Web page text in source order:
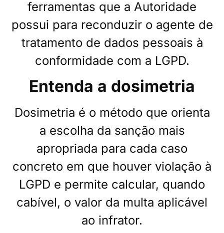
ferramentas que a Autoridade
possui para reconduzir o agente de
tratamento de dados pessoais à
conformidade com a LGPD.
Entenda a dosimetria
Dosimetria é o método que orienta
a escolha da sanção mais
apropriada para cada caso
concreto em que houver violação à
LGPD e permite calcular, quando
cabível, o valor da multa aplicável
ao infrator.